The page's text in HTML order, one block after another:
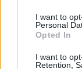
I want to
Personal
Opted In
I want to
Retention,